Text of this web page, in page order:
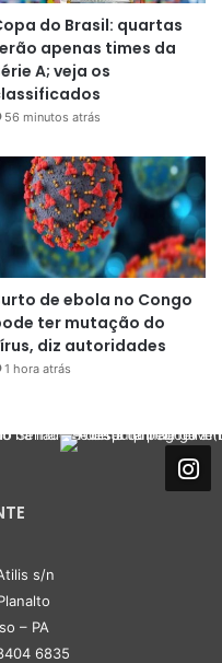
do Brasil: quartas
apenas times da
A; veja os
56 minutos atrás
de ebola no Congo
ter mutação do
diz autoridades
1 hora atrás
s/n
– PA
6835